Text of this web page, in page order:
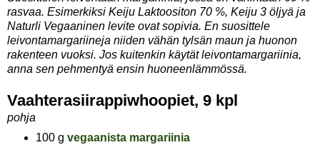
rasvaa. Esimerkiksi Keiju Laktoositon 70 %, Keiju 3 öljyä ja
Naturli Vegaaninen levite ovat sopivia. En suosittele
leivontamargariineja niiden vähän tylsän maun ja huonon
rakenteen vuoksi. Jos kuitenkin käytät leivontamargariinia,
anna sen pehmentyä ensin huoneenlämmössä.
Vaahterasiirappiwhoopiet, 9 kpl
pohja
100 g vegaanista margariinia